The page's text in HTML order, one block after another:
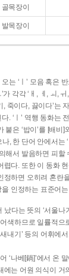
골목장이
발목장이
는 ‘ㅣ’ 모음 혹은
가 각각 ‘ㅐ, ㅔ, ㅚ,
, 죽이다, 끓이다’는
. ‘ㅣ’ 역행 동화는
붙은 ‘밥이’를 [배비
, 한 단어 안에서는
해서 발음하면 피할
렵다. 또한 이 동화
정하면 오히려 혼란
을 인정하는 표준어
났다는 뜻의 ‘서울나
색하므로 일률적으
내기’ 등의 어휘에
‘나베[鍋]’에서 온
에는 어원 의식이 거